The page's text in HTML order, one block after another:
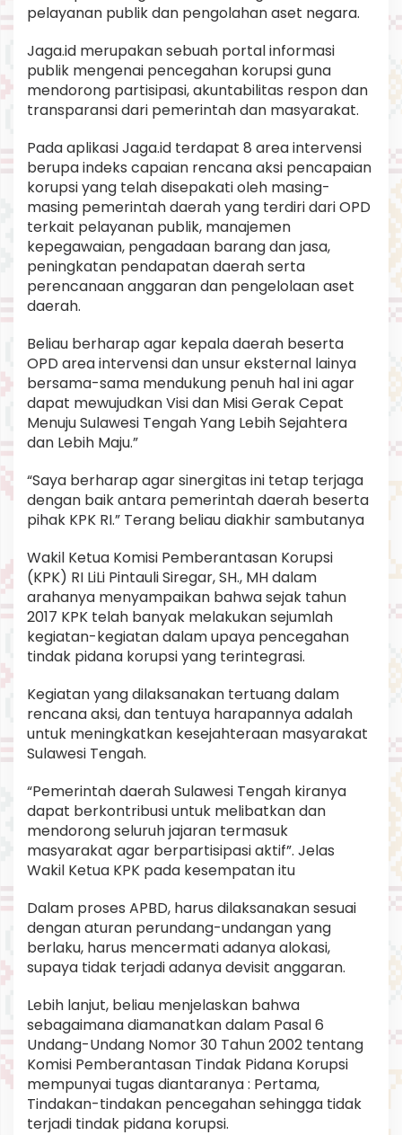
pelayanan publik dan pengolahan aset negara.
Jaga.id merupakan sebuah portal informasi
publik mengenai pencegahan korupsi guna
mendorong partisipasi, akuntabilitas respon dan
transparansi dari pemerintah dan masyarakat.
Pada aplikasi Jaga.id terdapat 8 area intervensi
berupa indeks capaian rencana aksi pencapaian
korupsi yang telah disepakati oleh masing-
masing pemerintah daerah yang terdiri dari OPD
terkait pelayanan publik, manajemen
kepegawaian, pengadaan barang dan jasa,
peningkatan pendapatan daerah serta
perencanaan anggaran dan pengelolaan aset
daerah.
Beliau berharap agar kepala daerah beserta
OPD area intervensi dan unsur eksternal lainya
bersama-sama mendukung penuh hal ini agar
dapat mewujudkan Visi dan Misi Gerak Cepat
Menuju Sulawesi Tengah Yang Lebih Sejahtera
dan Lebih Maju.”
“Saya berharap agar sinergitas ini tetap terjaga
dengan baik antara pemerintah daerah beserta
pihak KPK RI.” Terang beliau diakhir sambutanya
Wakil Ketua Komisi Pemberantasan Korupsi
(KPK) RI LiLi Pintauli Siregar, SH., MH dalam
arahanya menyampaikan bahwa sejak tahun
2017 KPK telah banyak melakukan sejumlah
kegiatan-kegiatan dalam upaya pencegahan
tindak pidana korupsi yang terintegrasi.
Kegiatan yang dilaksanakan tertuang dalam
rencana aksi, dan tentuya harapannya adalah
untuk meningkatkan kesejahteraan masyarakat
Sulawesi Tengah.
“Pemerintah daerah Sulawesi Tengah kiranya
dapat berkontribusi untuk melibatkan dan
mendorong seluruh jajaran termasuk
masyarakat agar berpartisipasi aktif”. Jelas
Wakil Ketua KPK pada kesempatan itu
Dalam proses APBD, harus dilaksanakan sesuai
dengan aturan perundang-undangan yang
berlaku, harus mencermati adanya alokasi,
supaya tidak terjadi adanya devisit anggaran.
Lebih lanjut, beliau menjelaskan bahwa
sebagaimana diamanatkan dalam Pasal 6
Undang-Undang Nomor 30 Tahun 2002 tentang
Komisi Pemberantasan Tindak Pidana Korupsi
mempunyai tugas diantaranya : Pertama,
Tindakan-tindakan pencegahan sehingga tidak
terjadi tindak pidana korupsi.